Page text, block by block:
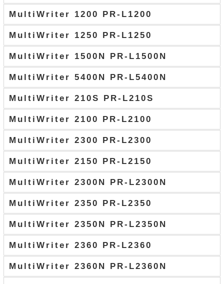
MultiWriter 1200 PR-L1200
MultiWriter 1250 PR-L1250
MultiWriter 1500N PR-L1500N
MultiWriter 5400N PR-L5400N
MultiWriter 210S PR-L210S
MultiWriter 2100 PR-L2100
MultiWriter 2300 PR-L2300
MultiWriter 2150 PR-L2150
MultiWriter 2300N PR-L2300N
MultiWriter 2350 PR-L2350
MultiWriter 2350N PR-L2350N
MultiWriter 2360 PR-L2360
MultiWriter 2360N PR-L2360N